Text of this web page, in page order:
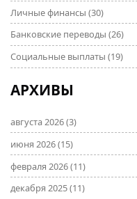
Личные финансы (30)
Банковские переводы (26)
Социальные выплаты (19)
АРХИВЫ
августа 2026(3)
июня 2026(15)
февраля 2026(11)
декабря 2025(11)